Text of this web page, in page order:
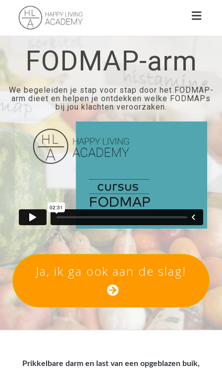
FODMAP-arm
We begeleiden je stap voor stap door het FODMAP-
arm dieet en helpen je ontdekken welke FODMAPs
bij jou klachten veroorzaken.
Ja, ik ga ook aan de slag!
Prikkelbare darm en last van een opgeblazen buik,